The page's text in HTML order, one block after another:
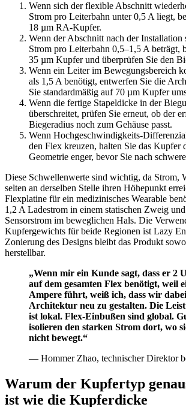
Wenn sich der flexible Abschnitt
Strom pro Leiterbahn unter 0,5 A liegt,
18 µm RA-Kupfer.
Wenn der Abschnitt nach der Installation
Strom pro Leiterbahn 0,5–1,5 A beträgt,
35 µm Kupfer und überprüfen Sie den
Wenn ein Leiter im Bewegungsbereich
als 1,5 A benötigt, entwerfen Sie die
Sie standardmäßig auf 70 µm Kupfer
Wenn die fertige Stapeldicke in der
überschreitet, prüfen Sie erneut, ob der
Biegeradius noch zum Gehäuse passt.
Wenn Hochgeschwindigkeits-
den Flex kreuzen, halten Sie das Kupfer
Geometrie enger, bevor Sie nach
Diese Schwellenwerte sind wichtig, da Strom,
selten an derselben Stelle ihren Höhepunkt
Flexplatine für ein medizinisches Wearable
1,2 A Ladestrom in einem statischen Zweig
Sensorstrom im beweglichen Hals. Die
Kupfergewichts für beide Regionen ist Lazy
Zonierung des Designs bleibt das Produkt
herstellbar.
„Wenn mir ein Kunde sagt, dass er 2
auf dem gesamten Flex benötigt, weil
Ampere führt, weiß ich, dass wir
Architektur neu zu gestalten. Die
ist lokal. Flex-Einbußen sind global.
isolieren den starken Strom dort, wo
nicht bewegt.“
— Hommer Zhao, technischer Direktor
Warum der Kupfertyp
ist wie die Kupferdicke